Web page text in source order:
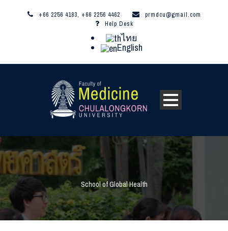
+66 2256 4183, +66 2256 4462
prmdcu@gmail.com
Help Desk
ไทย
English
School of Global Health